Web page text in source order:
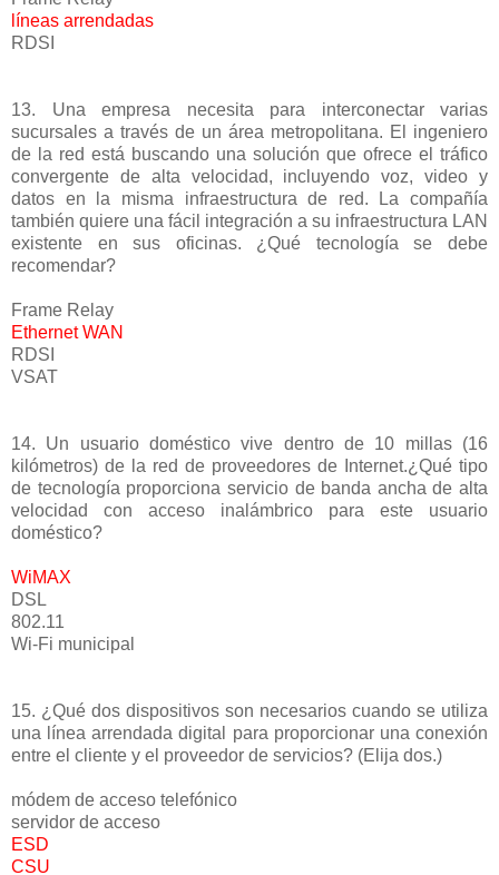
líneas arrendadas
RDSI
13. Una empresa necesita para interconectar varias
sucursales a través de un área metropolitana. El ingeniero
de la red está buscando una solución que ofrece el tráfico
convergente de alta velocidad, incluyendo voz, video y
datos en la misma infraestructura de red. La compañía
también quiere una fácil integración a su infraestructura LAN
existente en sus oficinas. ¿Qué tecnología se debe
recomendar?
Frame Relay
Ethernet WAN
RDSI
VSAT
14. Un usuario doméstico vive dentro de 10 millas (16
kilómetros) de la red de proveedores de Internet.¿Qué tipo
de tecnología proporciona servicio de banda ancha de alta
velocidad con acceso inalámbrico para este usuario
doméstico?
WiMAX
DSL
802.11
Wi-Fi municipal
15. ¿Qué dos dispositivos son necesarios cuando se utiliza
una línea arrendada digital para proporcionar una conexión
entre el cliente y el proveedor de servicios? (Elija dos.)
módem de acceso telefónico
servidor de acceso
ESD
CSU